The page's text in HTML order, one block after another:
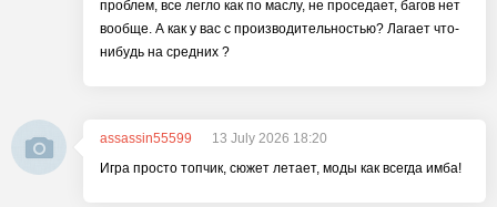
проблем, все легло как по маслу, не проседает, багов нет
вообще. А как у вас с производительностью? Лагает что-
нибудь на средних ?
assassin55599
13 July 2026 18:20
Игра просто топчик, сюжет летает, моды как всегда имба!